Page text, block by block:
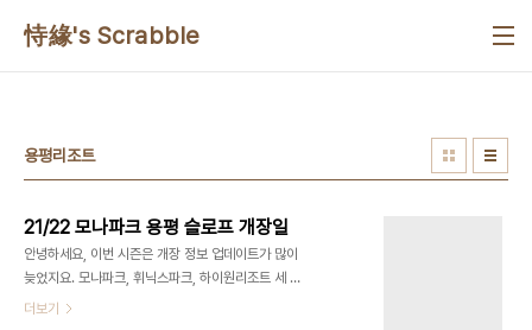
恃緣's Scrabble
용평리조트
21/22 모나파크 용평 슬로프 개장일
안녕하세요, 이번 시즌은 개장 정보 업데이트가 많이
늦었지요. 모나파크, 휘닉스파크, 하이원리조트 세 군
데를 묶어서 X3 시즌권을 판매하고서 상당히 뒤쳐지
더보기